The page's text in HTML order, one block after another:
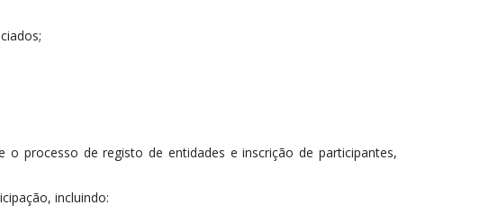
o processo de registo de entidades e inscrição de participantes,
incluindo: